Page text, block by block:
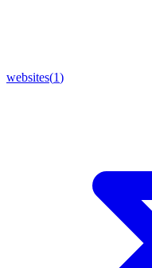
websites(1)